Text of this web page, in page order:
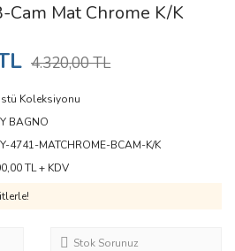
Cam Mat Chrome K/K
4.320,00 TL
Koleksiyonu
BAGNO
4741-MATCHROME-BCAM-K/K
TL + KDV
Stok Sorunuz